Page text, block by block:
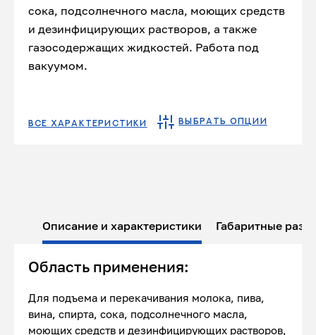
сока, подсолнечного масла, моющих средств
и дезинфицирующих растворов, а также
газосодержащих жидкостей. Работа под
вакуумом.
ВСЕ ХАРАКТЕРИСТИКИ ВЫБРАТЬ ОПЦИИ
Описание и характеристики Габаритные
Область применения:
Для подъема и перекачивания молока, пива,
вина, спирта, сока, подсолнечного масла,
моющих средств и дезинфицирующих растворов,